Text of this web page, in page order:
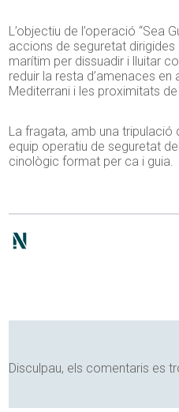
L’objectiu de l’operació “Sea
accions de seguretat dirigides
marítim per dissuadir i lluitar
reduir la resta d’amenaces en
Mediterrani i les proximitats de
La fragata, amb una tripulació
equip operatiu de seguretat
cinològic format per ca i guia.
Disculpau, els comentaris es